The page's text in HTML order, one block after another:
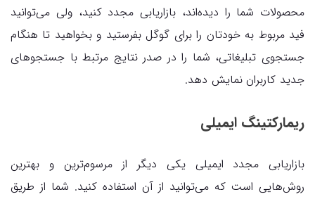
محصولات شما را دیده‌اند، بازاریابی مجدد کنید، ولی می‌توانید
فید مربوط به خودتان را برای گوگل بفرستید و بخواهید تا هنگام
جستجوی تبلیغاتی، شما را در صدر نتایج مرتبط با جستجوهای
جدید کاربران نمایش دهد.
ریمارکتینگ ایمیلی
بازاریابی مجدد ایمیلی یکی دیگر از مرسوم‌ترین و بهترین
روش‌هایی است که می‌توانید از آن استفاده کنید. شما از طریق